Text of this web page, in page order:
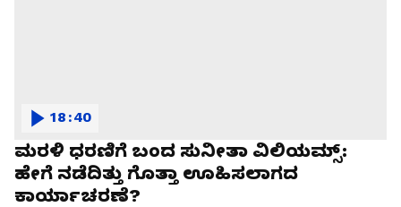
ಮರಳಿ ಧರಣಿಗೆ ಬಂದ ಸುನೀತಾ ವಿಲಿಯಮ್ಸ್:
ಹೇಗೆ ನಡೆದಿತ್ತು ಗೊತ್ತಾ ಊಹಿಸಲಾಗದ
ಕಾರ್ಯಾಚರಣೆ?
18:40